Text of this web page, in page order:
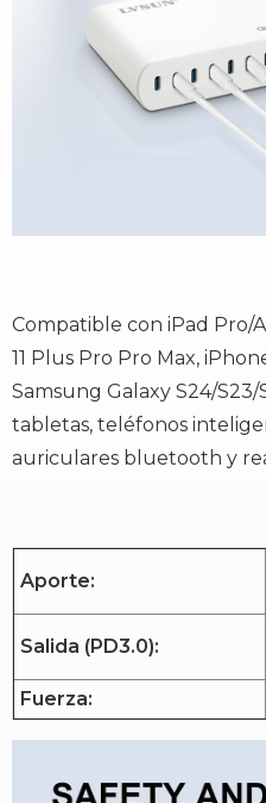
Compatible con iPad Pro/
11 Plus Pro Pro Max,
Samsung Galaxy S24/S23/
tabletas, teléfonos
auriculares bluetooth y
Aporte:
Salida (PD3.0):
Fuerza: